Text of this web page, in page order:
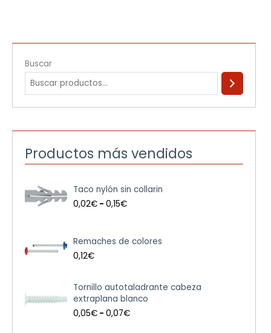
Buscar
Productos más vendidos
Taco nylón sin collarin
0,02€ - 0,15€
a
n
d
e
c
o
Remaches de colores
0,12€
Tornillo autotaladrante cabeza
extraplana blanco
0,05€ - 0,07€
R
a
g